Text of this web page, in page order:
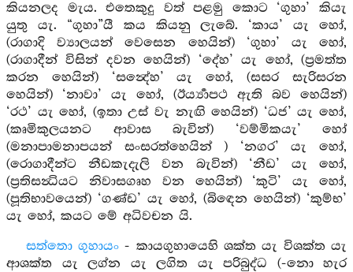
කියනලද මැය. එතෙකුදු වත් පළමු කොට ‘ගුහා’ කියැ
යුතු යැ. “ගුහා”යී කය කියනු ලැබේ. ‘කාය’ යැ හෝ,
(රාගාදි ව්‍යාලයන් වෙසෙන හෙයින්) ‘ගුහා’ යැ හෝ,
(රාගාදීන් විසින් දවන හෙයින්) ‘දේහ’ යැ හෝ, (ප්‍රමත්ත
කරන හෙයින්) ‘සන්‍දේහ’ යැ හෝ, (සසර සැරිසරන
හෙයින්) ‘නාවා’ යැ හෝ, (ඊර්‍ය්‍යාපථ ඇති බව හෙයින්)
‘රථ’ යැ හෝ, (ඉතා උස් වැ නැඟි හෙයින්) ‘ධජ’ යැ හෝ,
(කෘමිකුලයනට ආවාස බැවින්) ‘වම්මිකයැ’ හෝ
(මනාපාමනාපයන් සංසරත්හෙයින් ) ‘නගර’ යැ හෝ,
(රොගාදීන්ට නීඩකැදැලි වන බැවින්) ‘නීඩ’ යැ හෝ,
(ප්‍රතිසන්‍ධියට නිවාසගෘහ වන හෙයින්) ‘කුටි’ යැ හෝ,
(පූතිභාවයෙන්) ‘ගණ්ඩ’ යැ හෝ, (බිඳෙන හෙයින්) ‘කුම්භ’
යැ හෝ, කයට මේ අධිවචන යි.
සත්තො ගුහායං- කායගුහායෙහි ශක්ත යැ විශක්ත යැ
ආශක්ත යැ ලග්න යැ ලගිත යැ පරිබුද්ධ (-නො හැර